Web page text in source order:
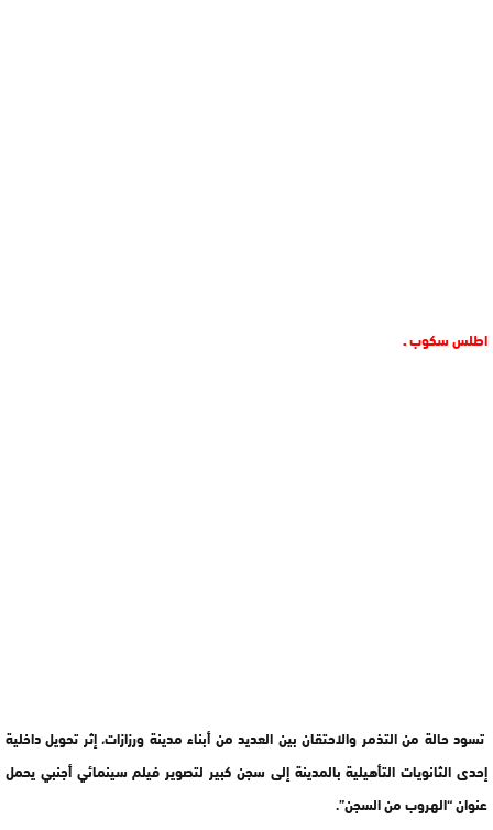
اطلس سكوب ـ
تسود حالة من التذمر والاحتقان بين العديد من أبناء مدينة ورزازات، إثر تحويل داخلية
إحدى الثانويات التأهيلية بالمدينة إلى سجن كبير لتصوير فيلم سينمائي أجنبي يحمل
عنوان “الهروب من السجن”.